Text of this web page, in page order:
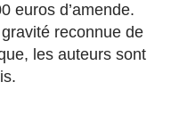
euros d’amende.
reconnue de
les auteurs sont